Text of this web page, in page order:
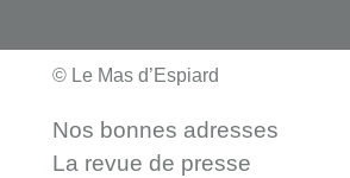
© Le Mas d’Espiard
Nos bonnes adresses
La revue de presse